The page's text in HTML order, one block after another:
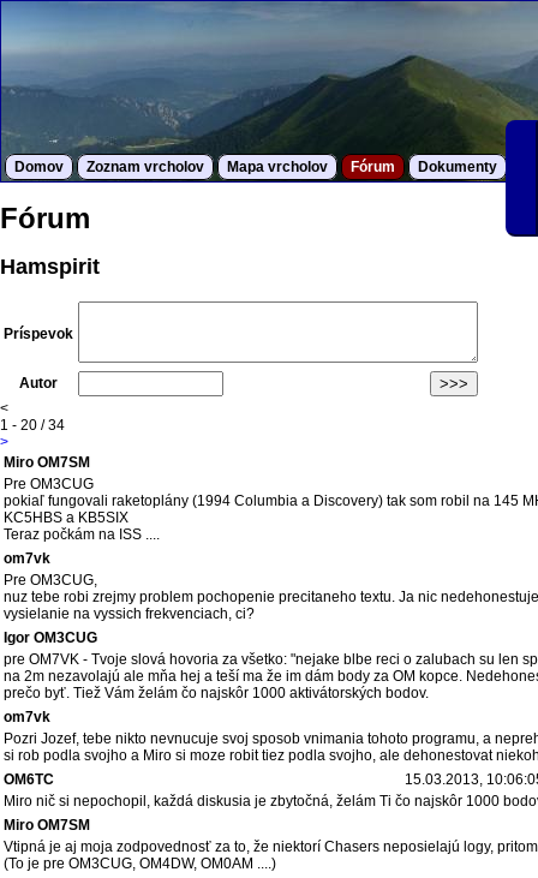
Domov Zoznam vrcholov Mapa vrcholov Fórum Dokumenty
Fórum
Hamspirit
Príspevok
Autor
<
1 - 20 / 34
>
Miro OM7SM
Pre OM3CUG
pokiaľ fungovali raketoplány (1994 Columbia a Discovery) tak som robil na 145
KC5HBS a KB5SIX
Teraz počkám na ISS ....
om7vk
Pre OM3CUG,
nuz tebe robi zrejmy problem pochopenie precitaneho textu. Ja nic
vysielanie na vyssich frekvenciach, ci?
Igor OM3CUG
pre OM7VK - Tvoje slová hovoria za všetko: "nejake blbe reci o zalubach su len
na 2m nezavolajú ale mňa hej a teší ma že im dám body za OM kopce.
prečo byť. Tiež Vám želám čo najskôr 1000 aktivátorských bodov.
om7vk
Pozri Jozef, tebe nikto nevnucuje svoj sposob vnimania tohoto programu, a
si rob podla svojho a Miro si moze robit tiez podla svojho, ale dehonestovat
OM6TC
15.03.2013,
Miro nič si nepochopil, každá diskusia je zbytočná, želám Ti čo najskôr 1000
Miro OM7SM
Vtipná je aj moja zodpovednosť za to, že niektorí Chasers neposielajú logy,
(To je pre OM3CUG, OM4DW, OM0AM ....)